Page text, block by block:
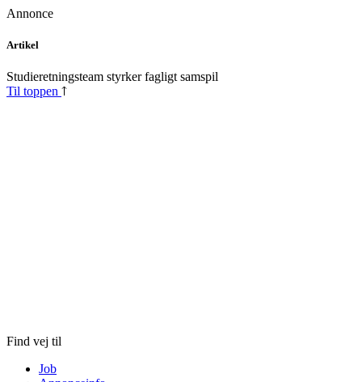
Annonce
Skip
content
Artikel
Studieretningsteam styrker fagligt samspil
Til toppen
Find vej til
Job